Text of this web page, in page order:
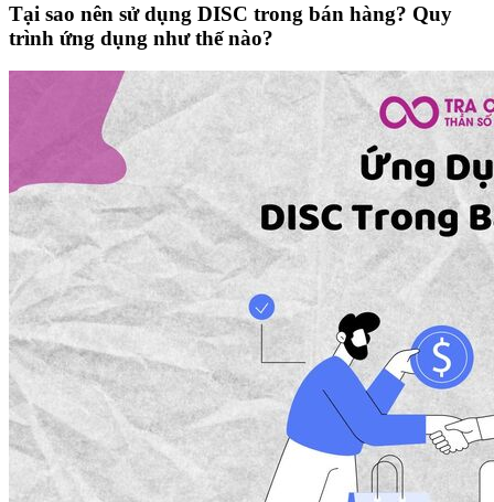
Tại sao nên sử dụng DISC trong bán hàng? Quy
trình ứng dụng như thế nào?